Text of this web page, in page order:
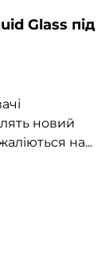
Glass під
новий
на...